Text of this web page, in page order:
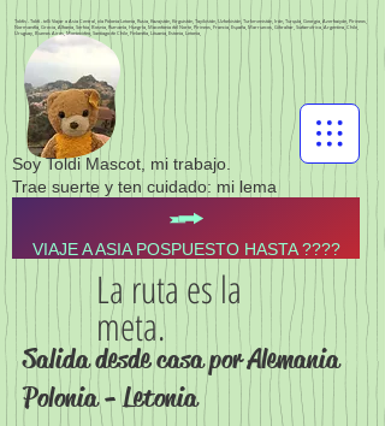
Soy Toldi Mascot, mi trabajo.
Trae suerte y ten cuidado: mi lema
Toldis - Toldi - telli Viajar a Asia Central, vía Polonia Letonia, Rusia, Kazajstán, Kirguistán, Tayikistán, Uzbekistán, Turkmenistán, Irán, Turquía, Georgia, Azerbaiyán, Pirineos,
Normandía, Grecia, Albania, Serbia, Bosnia, Rumanía, Hungría, Macedonia del Norte, Pirineos, Francia, España, Marruecos, Gibraltar, Sudamérica, Argentina, Chile,
Uruguay, Buenos Aires, Montevideo, Santiago de Chile, Finlandia, Lituania, Estonia, Letonia,
VIAJE A ASIA POSPUESTO HASTA ????
La ruta es la
meta.
Salida desde casa por Alemania
Polonia - Letonia